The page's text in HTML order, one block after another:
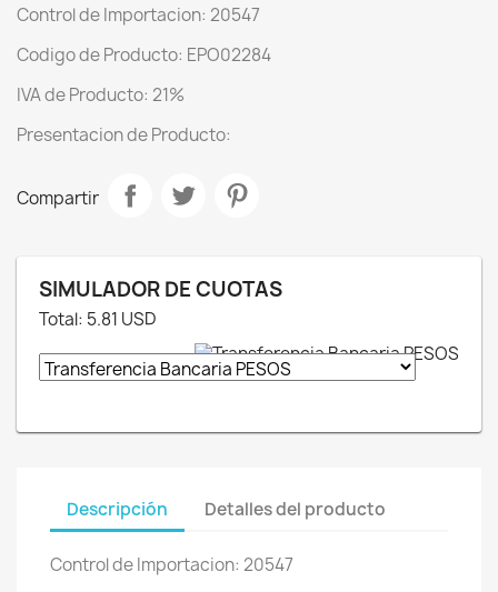
Control de Importacion: 20547
Codigo de Producto: EPO02284
IVA de Producto: 21%
Presentacion de Producto:
Compartir
SIMULADOR DE CUOTAS
Total: 5.81 USD
Descripción Detalles del producto
Control de Importacion: 20547